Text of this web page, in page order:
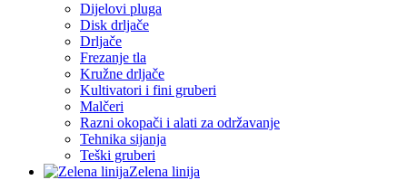
Dijelovi pluga
Disk drljače
Drljače
Frezanje tla
Kružne drljače
Kultivatori i fini gruberi
Malčeri
Razni okopači i alati za održavanje
Tehnika sijanja
Teški gruberi
Zelena linija